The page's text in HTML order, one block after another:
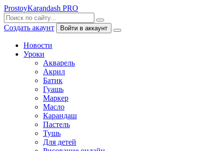
ProstoyKarandash PRO
Создать акаунт Войти в аккаунт
Новости
Уроки
Акварель
Акрил
Батик
Гуашь
Маркер
Масло
Карандаш
Пастель
Тушь
Для детей